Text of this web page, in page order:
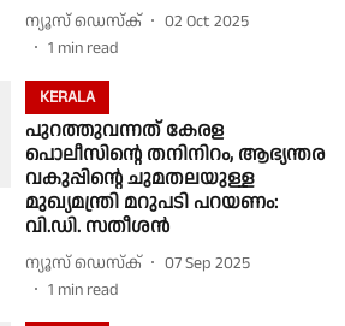
ന്യൂസ് ഡെസ്ക്
02 Oct 2025
1 min read
KERALA
പുറത്തുവന്നത് കേരള
പൊലീസിന്റെ തനിനിറം, ആഭ്യന്തര
വകുപ്പിന്റെ ചുമതലയുള്ള
മുഖ്യമന്ത്രി മറുപടി പറയണം:
വി.ഡി. സതീശൻ
ന്യൂസ് ഡെസ്ക്
07 Sep 2025
1 min read